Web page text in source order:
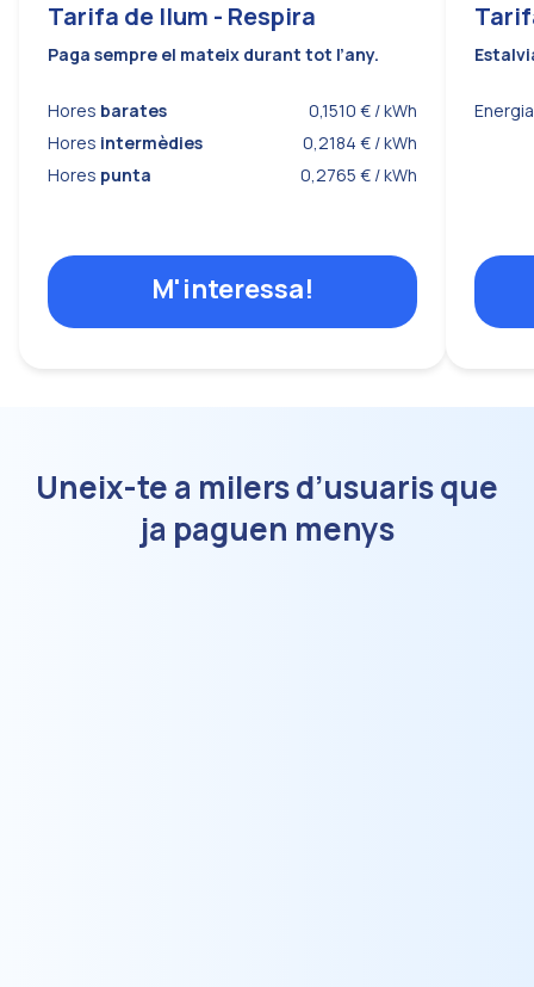
Tarifa de llum - Respira
Paga sempre el mateix durant tot l’any.
Hores barates 0,1510 € / kWh
Hores intermèdies 0,2184 € / kWh
Hores punta 0,2765 € / kWh
M'interessa!
Uneix-te a milers d’usuaris que
ja paguen menys